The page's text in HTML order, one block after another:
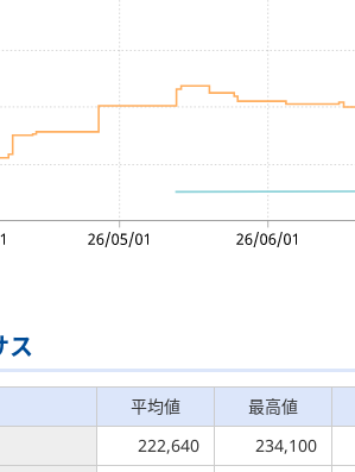
ス
平均値 最高値
222,640 234,100